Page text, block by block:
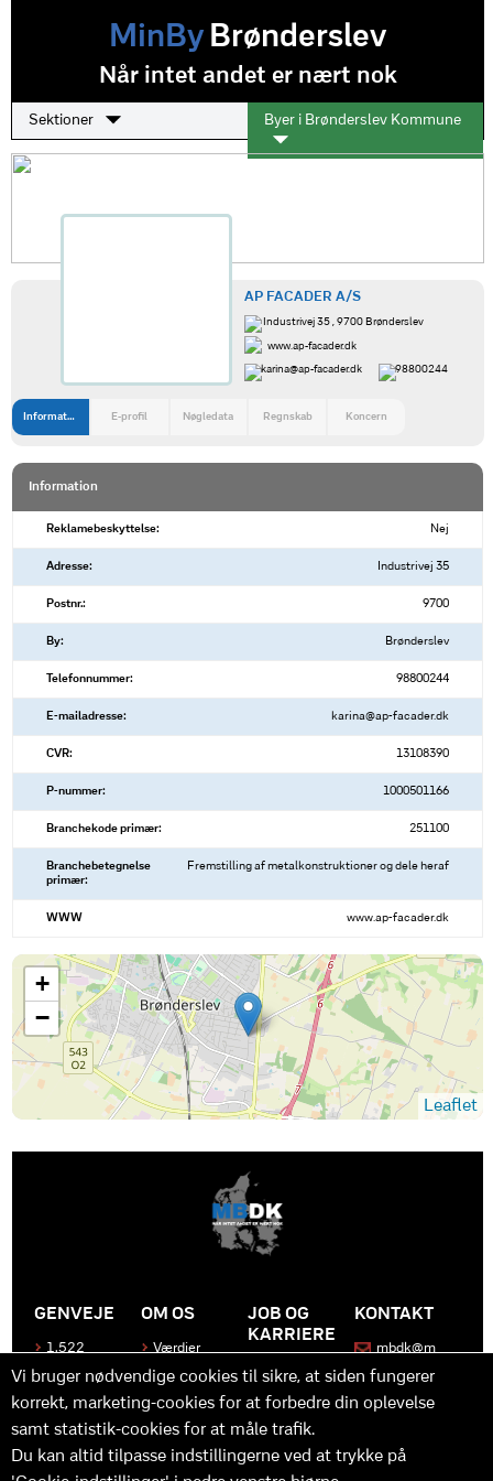
MinByBrønderslev
Når intet andet er nært nok
Sektioner Byer i Brønderslev Kommune
AP FACADER A/S
Industrivej 35 , 9700 Brønderslev
www.ap-facader.dk
karina@ap-facader.dk
98800244
Information E-profil Nøgledata Regnskab Koncern
Information
Reklamebeskyttelse: Nej
Adresse: Industrivej 35
Postnr.: 9700
By: Brønderslev
Telefonnummer: 98800244
E-mailadresse: karina@ap-facader.dk
CVR: 13108390
P-nummer: 1000501166
Branchekode primær: 251100
Branchebetegnelse
primær:
Fremstilling af metalkonstruktioner og dele heraf
WWW www.ap-facader.dk
+
−
Leaflet
GENVEJE
1.522
Produkter
Kontakt
os
OM OS
Værdier
Historen
bag
MBDK
Hvad gør
os unikke
JOB OG
KARRIERE
Bliv en del
af MBDK
Vores
team
og
KONTAKT
mbdk@m
Vi bruger nødvendige cookies til sikre, at siden fungerer
korrekt, marketing-cookies for at forbedre din oplevelse
samt statistik-cookies for at måle trafik.
Du kan altid tilpasse indstillingerne ved at trykke på